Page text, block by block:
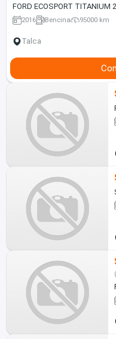
FORD ECOSPORT TITANIUM
2016 Bencina 95000 km
Talca